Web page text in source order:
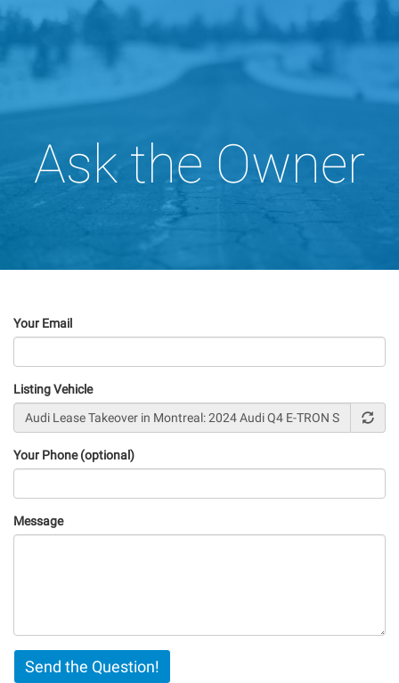
Ask the Owner
Your Email
Listing Vehicle
Your Phone (optional)
Message
Vertical
Tabs
Send the Question!